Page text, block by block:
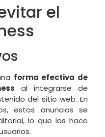
el
forma efectiva de
al integrarse de
del sitio web. En
estos anuncios se
lo que los hace